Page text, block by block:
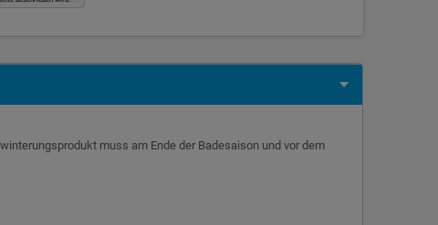
muss am Ende der Badesaison und vor dem